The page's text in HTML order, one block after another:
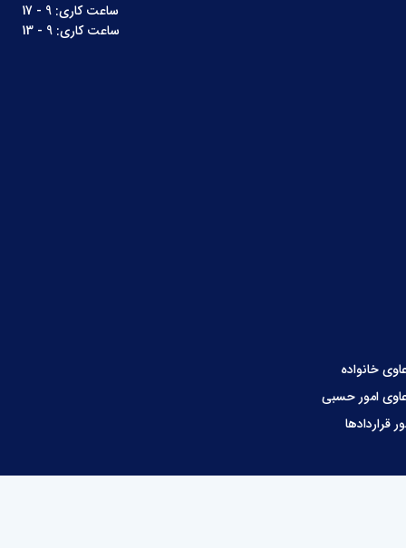
خانواده
امور حسبی
قراردادها
ساعت کاری: 9 - 17
ساعت کاری: 9 - 13